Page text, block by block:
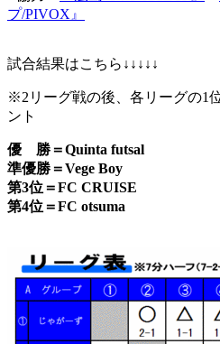
プ/PIVOX』
試合結果はこちら↓↓↓↓↓
※2リーグ戦の後、各リーグの1
ント
優 勝＝Quinta futsal
準優勝＝Vege Boy
第3位＝FC CRUISE
第4位＝FC otsuma